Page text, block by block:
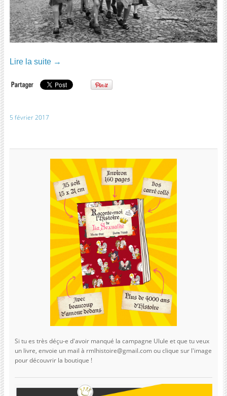
Lire la suite →
5 février 2017
Si tu es très déçu-e d'avoir manqué la campagne Ulule et que tu veux
un livre, envoie un mail à rmlhistoire@gmail.com ou clique sur l'image
pour découvrir la boutique !